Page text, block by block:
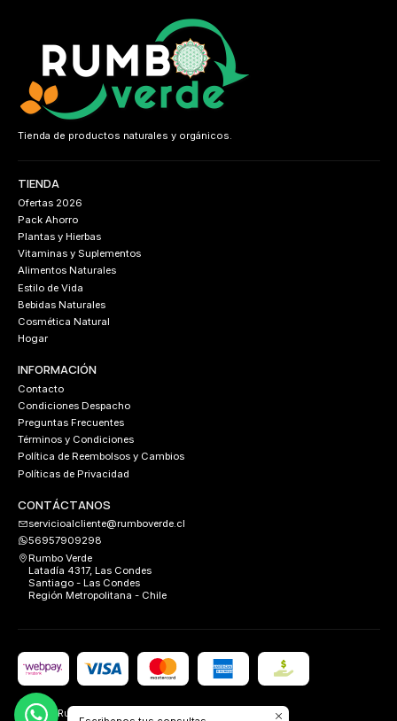
Tienda de productos naturales y orgánicos.
TIENDA
Ofertas 2026
Pack Ahorro
Plantas y Hierbas
Vitaminas y Suplementos
Alimentos Naturales
Estilo de Vida
Bebidas Naturales
Cosmética Natural
Hogar
INFORMACIÓN
Contacto
Condiciones Despacho
Preguntas Frecuentes
Términos y Condiciones
Política de Reembolsos y Cambios
Políticas de Privacidad
CONTÁCTANOS
servicioalcliente@rumboverde.cl
56957909298
Rumbo Verde
Latadía 4317, Las Condes
Santiago - Las Condes
Región Metropolitana - Chile
2026 Rumbo Verde.